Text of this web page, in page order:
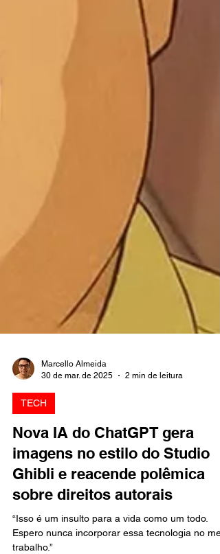
Marcello Almeida
30 de mar. de 2025
TECH
Nova IA do ChatGPT gera
imagens no estilo do Studio
Ghibli e reacende polêmica
sobre direitos autorais
“Isso é um insulto para a vida como um todo.